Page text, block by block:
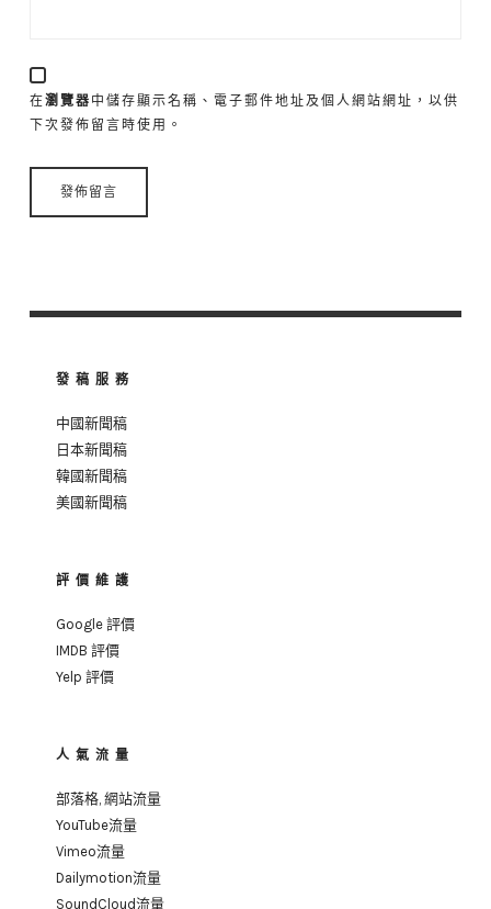
在瀏覽器 中儲存顯示名稱、電子郵件地址及個人網站網址，以供
下次發佈留言時使用。
發稿服務
中國新聞稿
日本新聞稿
韓國新聞稿
美國新聞稿
評價維護
Google 評價
IMDB 評價
Yelp 評價
人氣流量
部落格, 網站流量
YouTube流量
Vimeo流量
Dailymotion流量
SoundCloud流量